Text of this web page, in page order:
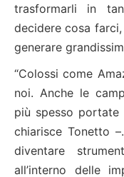
trasformarli in
decidere cosa
generare
“Colossi come
noi. Anche le
più spesso portate
chiarisce Tonetto
diventare
all’interno delle